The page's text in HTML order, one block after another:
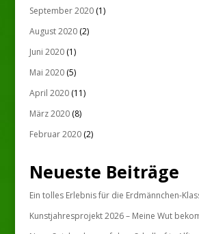
September 2020(1)
August 2020(2)
Juni 2020(1)
Mai 2020(5)
April 2020(11)
März 2020(8)
Februar 2020(2)
Neueste Beiträge
Ein tolles Erlebnis für die Erdmännchen-
Kunstjahresprojekt 2026 – Meine Wut